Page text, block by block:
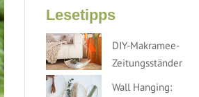
Lesetipps
DIY-Makramee-
Zeitungsständer
Wall Hanging: